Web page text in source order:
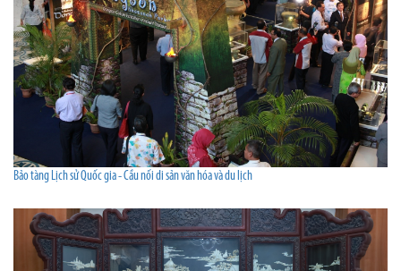
Bảo tàng Lịch sử Quốc gia - Cầu nối di sản văn hóa và du lịch